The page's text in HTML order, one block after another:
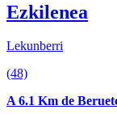
Ezkilenea
Lekunberri
(48)
A 6.1 Km de